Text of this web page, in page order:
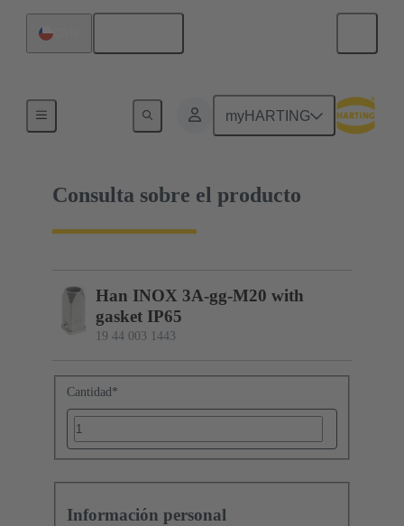
myHARTING
19 44 003 1443
Consulta sobre el producto
Han INOX 3A-gg-M20 with
gasket IP65
19 44 003 1443
Cantidad*
Información personal